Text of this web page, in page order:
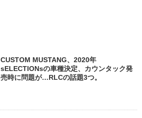
CUSTOM MUSTANG、2020年
sELECTIONsの車種決定、カウンタック発
売時に問題が…RLCの話題3つ。